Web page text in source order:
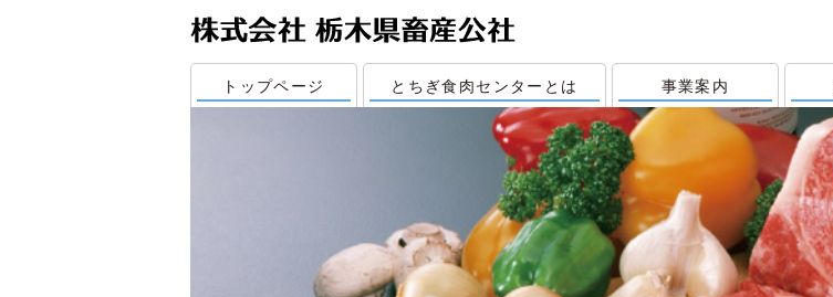
トップページ とちぎ食肉センターとは 事業案内